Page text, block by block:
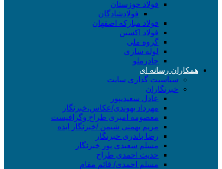
فولاد خوزستان
فولادشادگان
فولاد مبارکه اصفهان
فولاد اکسین
گروه ملی
لوله سازی
چادرملو
رسانه ای
سیاسیت گذاری سایت
خبرنگاران
عادل سعیدیپور
مهرداد بهوندی/عکاس،خبرنگار
معصومه امیری طراح وگرافیست
مریم بهمنی شیمن /خبرنگار ایذه
رضا باندری خبرنگار
مسلم سعیدی پور خبرنگار
حدیث احمدی طراح
مسلم احمدی/ قائم مقام